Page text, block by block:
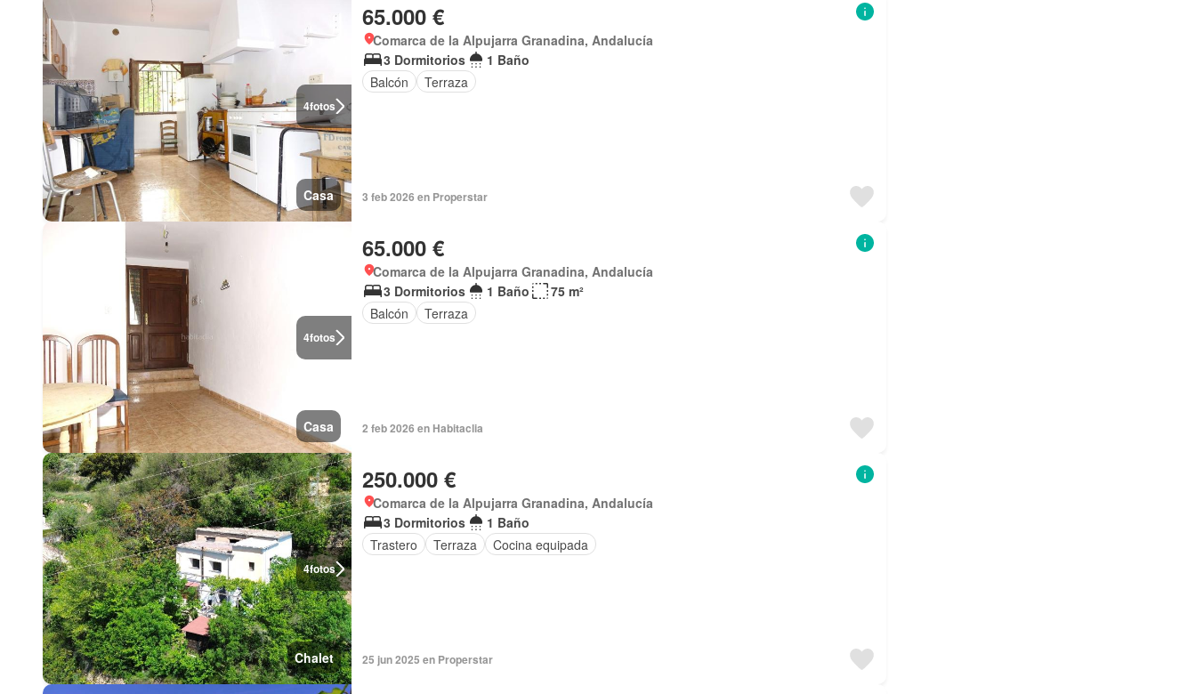
4fotos
Casa
65.000 €
Comarca de la Alpujarra Granadina, Andalucía
3 Dormitorios
1 Baño
Balcón
Terraza
3 feb 2026 en Properstar
4fotos
Casa
65.000 €
Comarca de la Alpujarra Granadina, Andalucía
3 Dormitorios
1 Baño
75 m²
Balcón
Terraza
2 feb 2026 en Habitaclia
4fotos
Chalet
250.000 €
Comarca de la Alpujarra Granadina, Andalucía
3 Dormitorios
1 Baño
Trastero
Terraza Cocina equipada
25 jun 2025 en Properstar